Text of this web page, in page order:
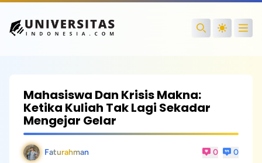
Search
Mahasiswa Dan Krisis Makna:
Ketika Kuliah Tak Lagi Sekadar
Mengejar Gelar
Faturahman 0 0